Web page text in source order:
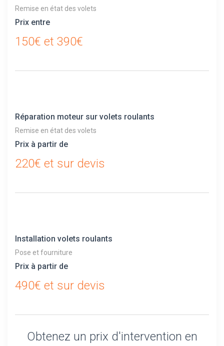
Remise en état des volets
Prix entre
150€ et 390€
Réparation moteur sur volets roulants
Remise en état des volets
Prix à partir de
220€ et sur devis
Installation volets roulants
Pose et fourniture
Prix à partir de
490€ et sur devis
Obtenez un prix d'intervention en